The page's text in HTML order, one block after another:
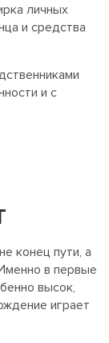
личных
и средства
и с
конец пути, а
в первые
высок,
играет